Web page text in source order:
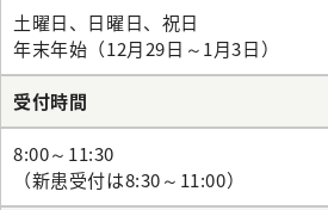
リハビリテーション科
麻酔科
救急科
土曜日、日曜日、祝日
年末年始（12月29日～1月3日）
受付時間
8:00～11:30
（新患受付は8:30～11:00）